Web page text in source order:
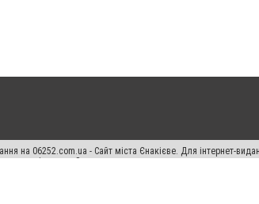
на 06252.com.ua - Сайт міста Єнакієве. Для інтернет-
переслідується Законом.